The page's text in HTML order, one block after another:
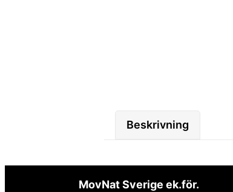
Beskrivning
MovNat Sverige ek.för.